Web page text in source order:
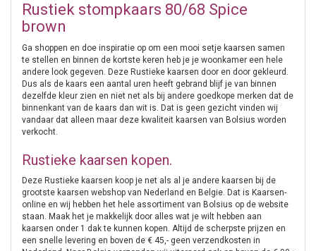
Rustiek stompkaars 80/68 Spice
brown
Ga shoppen en doe inspiratie op om een mooi setje kaarsen samen
te stellen en binnen de kortste keren heb je je woonkamer een hele
andere look gegeven. Deze Rustieke kaarsen door en door gekleurd.
Dus als de kaars een aantal uren heeft gebrand blijf je van binnen
dezelfde kleur zien en niet net als bij andere goedkope merken dat de
binnenkant van de kaars dan wit is. Dat is geen gezicht vinden wij
vandaar dat alleen maar deze kwaliteit kaarsen van Bolsius worden
verkocht.
Rustieke kaarsen kopen.
Deze Rustieke kaarsen koop je net als al je andere kaarsen bij de
grootste kaarsen webshop van Nederland en Belgie. Dat is Kaarsen-
online en wij hebben het hele assortiment van Bolsius op de website
staan. Maak het je makkelijk door alles wat je wilt hebben aan
kaarsen onder 1 dak te kunnen kopen. Altijd de scherpste prijzen en
een snelle levering en boven de € 45,- geen verzendkosten in